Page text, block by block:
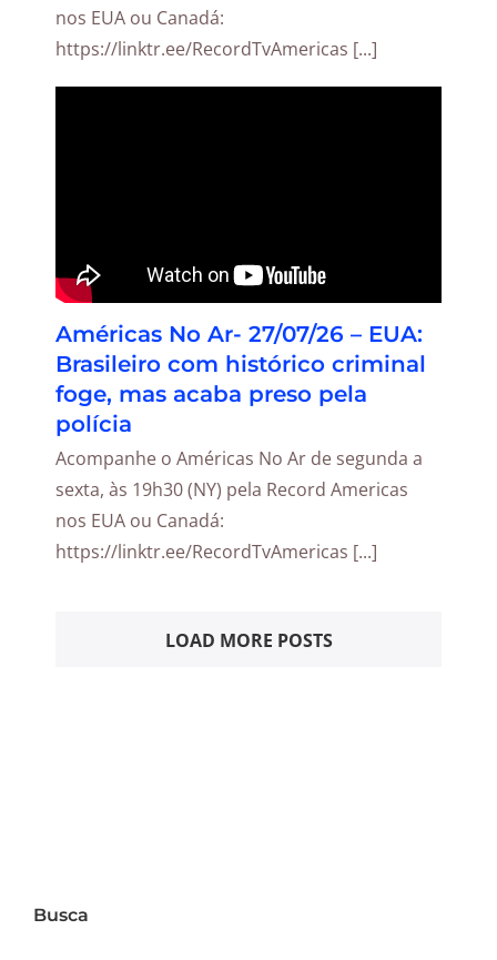
nos EUA ou Canadá:
https://linktr.ee/RecordTvAmericas [...]
Américas No Ar- 27/07/26 – EUA:
Brasileiro com histórico criminal
foge, mas acaba preso pela
polícia
Acompanhe o Américas No Ar de segunda a
sexta, às 19h30 (NY) pela Record Americas
nos EUA ou Canadá:
https://linktr.ee/RecordTvAmericas [...]
LOAD MORE POSTS
Busca